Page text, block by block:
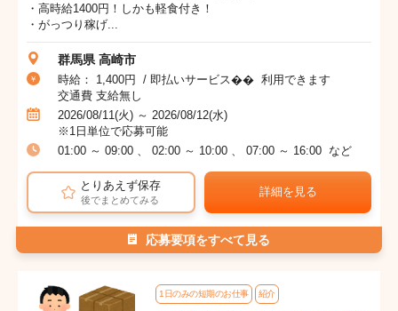
・高時給1400円！しかも軽食付き！
・がっつり稼げ...
群馬県 高崎市
時給： 1,400円 / 即払いサービス�� 利用できます
交通費 支給無し
2026/08/11(火) ～ 2026/08/12(水)
※1日単位で応募可能
01:00 ～ 09:00 、 02:00 ～ 10:00 、 07:00 ～ 16:00 など
とりあえず保存
後でまとめてみる
詳細を見る
応募要項をすべて見る
1日のみの短期のお仕事 紹介